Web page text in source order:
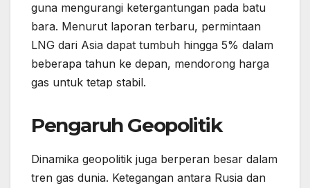
guna mengurangi ketergantungan pada batu
bara. Menurut laporan terbaru, permintaan
LNG dari Asia dapat tumbuh hingga 5% dalam
beberapa tahun ke depan, mendorong harga
gas untuk tetap stabil.
Pengaruh Geopolitik
Dinamika geopolitik juga berperan besar dalam
tren gas dunia. Ketegangan antara Rusia dan